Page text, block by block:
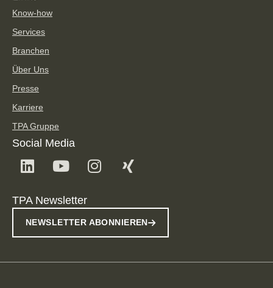
Know-how
Services
Branchen
Über Uns
Presse
Karriere
TPA Gruppe
Social Media
TPA Newsletter
NEWSLETTER ABONNIEREN